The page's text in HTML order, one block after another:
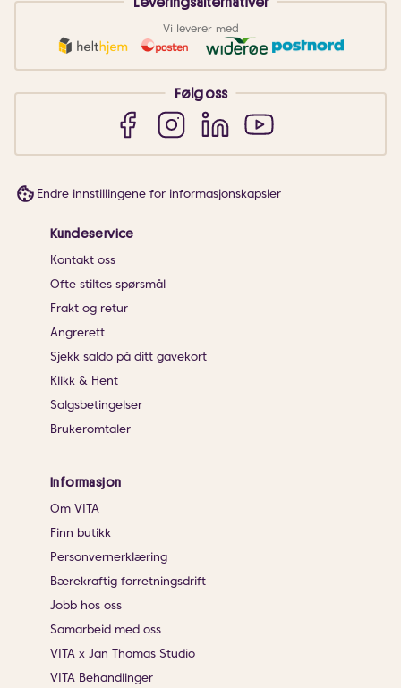
Leveringsalternativer
Vi leverer med
Følg oss
Endre innstillingene for informasjonskapsler
Kundeservice
Kontakt oss
Ofte stiltes spørsmål
Frakt og retur
Angrerett
Sjekk saldo på ditt gavekort
Klikk & Hent
Salgsbetingelser
Brukeromtaler
Informasjon
Om VITA
Finn butikk
Personvernerklæring
Bærekraftig forretningsdrift
Jobb hos oss
Samarbeid med oss
VITA x Jan Thomas Studio
VITA Behandlinger